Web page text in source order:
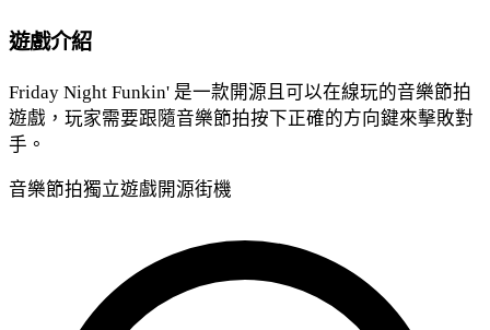
遊戲介紹
Friday Night Funkin' 是一款開源且可以在線玩的音樂節拍
遊戲，玩家需要跟隨音樂節拍按下正確的方向鍵來擊敗對
手。
音樂節拍獨立遊戲開源街機